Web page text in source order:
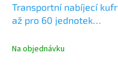
Transportní nabíjecí kufr
až pro 60 jednotek
BasicGuide Meder
Na objednávku